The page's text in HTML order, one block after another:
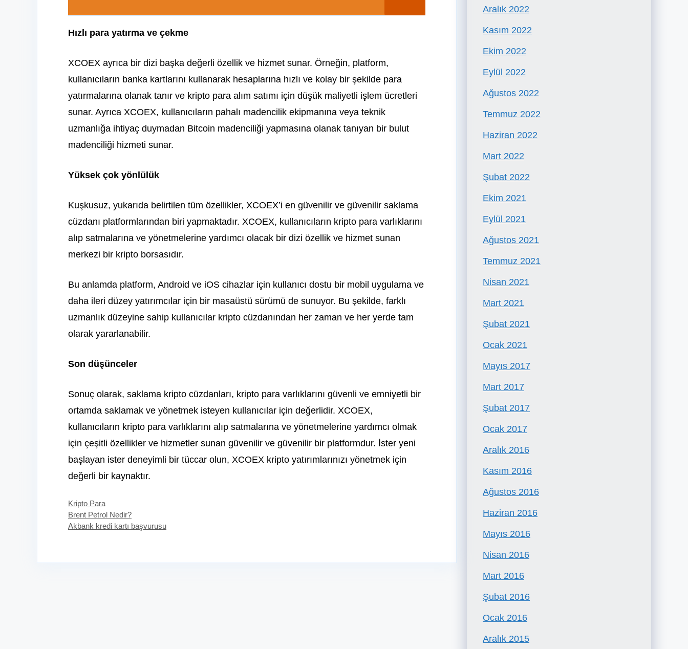
Hızlı para yatırma ve çekme
XCOEX ayrıca bir dizi başka değerli özellik ve hizmet sunar. Örneğin, platform,
kullanıcıların banka kartlarını kullanarak hesaplarına hızlı ve kolay bir şekilde para
yatırmalarına olanak tanır ve kripto para alım satımı için düşük maliyetli işlem ücretleri
sunar. Ayrıca XCOEX, kullanıcıların pahalı madencilik ekipmanına veya teknik
uzmanlığa ihtiyaç duymadan Bitcoin madenciliği yapmasına olanak tanıyan bir bulut
madenciliği hizmeti sunar.
Yüksek çok yönlülük
Kuşkusuz, yukarıda belirtilen tüm özellikler, XCOEX’i en güvenilir ve güvenilir saklama
cüzdanı platformlarından biri yapmaktadır. XCOEX, kullanıcıların kripto para varlıklarını
alıp satmalarına ve yönetmelerine yardımcı olacak bir dizi özellik ve hizmet sunan
merkezi bir kripto borsasıdır.
Bu anlamda platform, Android ve iOS cihazlar için kullanıcı dostu bir mobil uygulama ve
daha ileri düzey yatırımcılar için bir masaüstü sürümü de sunuyor. Bu şekilde, farklı
uzmanlık düzeyine sahip kullanıcılar kripto cüzdanından her zaman ve her yerde tam
olarak yararlanabilir.
Son düşünceler
Sonuç olarak, saklama kripto cüzdanları, kripto para varlıklarını güvenli ve emniyetli bir
ortamda saklamak ve yönetmek isteyen kullanıcılar için değerlidir. XCOEX,
kullanıcıların kripto para varlıklarını alıp satmalarına ve yönetmelerine yardımcı olmak
için çeşitli özellikler ve hizmetler sunan güvenilir ve güvenilir bir platformdur. İster yeni
başlayan ister deneyimli bir tüccar olun, XCOEX kripto yatırımlarınızı yönetmek için
değerli bir kaynaktır.
Kategoriler
Kripto Para
Brent Petrol Nedir?
Akbank kredi kartı başvurusu
Aralık 2022
Kasım 2022
Ekim 2022
Eylül 2022
Ağustos 2022
Temmuz 2022
Haziran 2022
Mart 2022
Şubat 2022
Ekim 2021
Eylül 2021
Ağustos 2021
Temmuz 2021
Nisan 2021
Mart 2021
Şubat 2021
Ocak 2021
Mayıs 2017
Mart 2017
Şubat 2017
Ocak 2017
Aralık 2016
Kasım 2016
Ağustos 2016
Haziran 2016
Mayıs 2016
Nisan 2016
Mart 2016
Şubat 2016
Ocak 2016
Aralık 2015